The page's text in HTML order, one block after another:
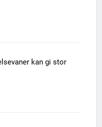
kan gi stor